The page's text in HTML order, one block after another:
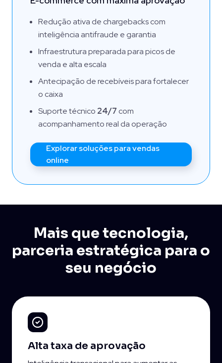
Redução ativa de chargebacks com
inteligência antifraude e garantia
Infraestrutura preparada para picos de
venda e alta escala
Antecipação de recebíveis para fortalecer
o caixa
Suporte técnico 24/7 com
acompanhamento real da operação
Explorar soluções para vendas
online
Mais que tecnologia,
parceria estratégica para o
seu negócio
Alta taxa de aprovação